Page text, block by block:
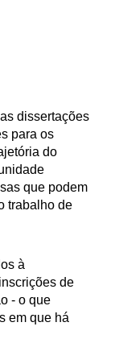
dissertações
para os
do
que podem
trabalho de
à
de
- o que
em que há